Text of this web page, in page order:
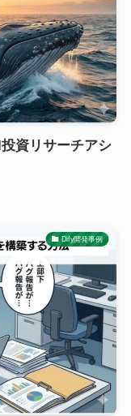
資リサーチアシ
Dify開発事例